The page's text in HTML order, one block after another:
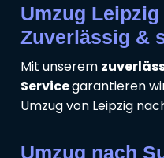
Umzug
Zuverlässig &
Mit unserem
Servicegarantieren
Umzug von Leipzig
Umzug nach